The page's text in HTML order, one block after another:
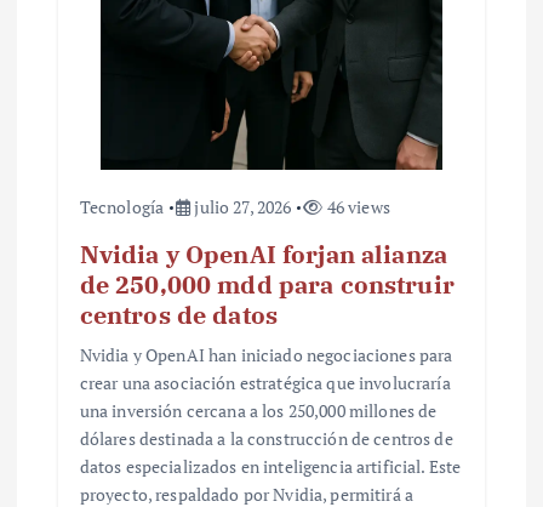
Tecnología julio 27, 2026 46 views
Nvidia y OpenAI forjan alianza
de 250,000 mdd para construir
centros de datos
Nvidia y OpenAI han iniciado negociaciones para
crear una asociación estratégica que involucraría
una inversión cercana a los 250,000 millones de
dólares destinada a la construcción de centros de
datos especializados en inteligencia artificial. Este
proyecto, respaldado por Nvidia, permitirá a